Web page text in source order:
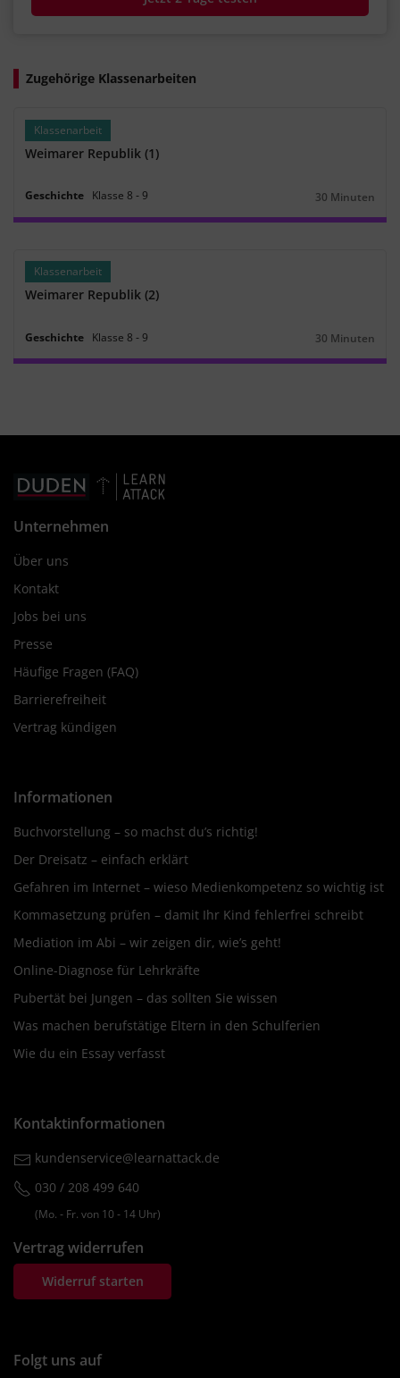
Zugehörige Klassenarbeiten
Klassenarbeit
Weimarer Republik (1)
Geschichte Klasse 8 ‐9
Dauer:
30 Minuten
Klassenarbeit
Weimarer Republik (2)
Geschichte Klasse 8 ‐9
Dauer:
30 Minuten
Unternehmen
Über uns
Kontakt
Jobs bei uns
Presse
Häufige Fragen (FAQ)
Barrierefreiheit
Vertrag kündigen
Informationen
Buchvorstellung – so machst du’s richtig!
Der Dreisatz – einfach erklärt
Gefahren im Internet – wieso Medienkompetenz so wichtig ist
Kommasetzung prüfen – damit Ihr Kind fehlerfrei schreibt
Mediation im Abi – wir zeigen dir, wie’s geht!
Online-Diagnose für Lehrkräfte
Pubertät bei Jungen – das sollten Sie wissen
Was machen berufstätige Eltern in den Schulferien
Wie du ein Essay verfasst
Kontaktinformationen
kundenservice@learnattack.de
030 / 208 499 640
(Mo. ‐ Fr. von 10 ‐ 14 Uhr)
Vertrag widerrufen
Widerruf starten
Folgt uns auf